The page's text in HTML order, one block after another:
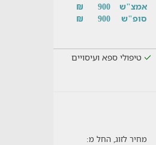
אמצ"ש 900
₪
סופ"ש
900
₪
טיפולי ספא ועיסויים
מחיר לזוג, החל מ: